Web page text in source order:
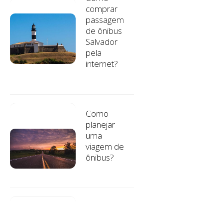
comprar
passagem
de ônibus
Salvador
pela
internet?
Como
planejar
uma
viagem de
ônibus?